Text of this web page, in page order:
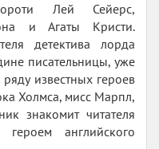
Лей Сейерс,
и Агаты Кристи.
детектива лорда
писательницы, уже
известных героев
Холмса, мисс Марпл,
знакомит читателя
английского